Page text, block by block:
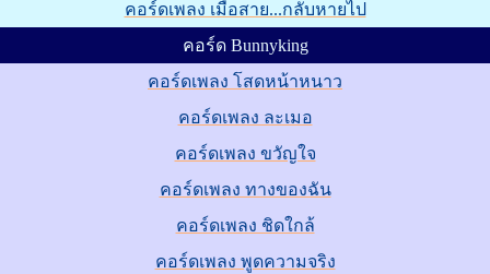
คอร์ดเพลง เมื่อสาย...กลับหายไป
คอร์ด Bunnyking
คอร์ดเพลง โสดหน้าหนาว
คอร์ดเพลง ละเมอ
คอร์ดเพลง ขวัญใจ
คอร์ดเพลง ทางของฉัน
คอร์ดเพลง ชิดใกล้
คอร์ดเพลง พูดความจริง